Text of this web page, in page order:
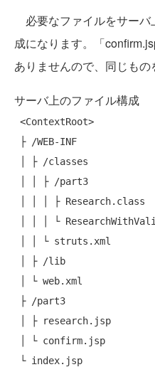
必要なファイルをサーバ
成になります。「
ありませんので、同じもの
サーバ上のファイル構成
<ContextRoot>